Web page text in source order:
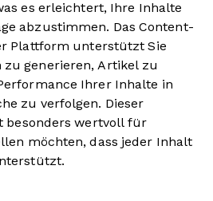
es erleichtert, Ihre Inhalte
abzustimmen. Das Content-
Plattform unterstützt Sie
zu generieren, Artikel zu
Ihrer Inhalte in
zu verfolgen. Dieser
besonders wertvoll für
möchten, dass jeder Inhalt